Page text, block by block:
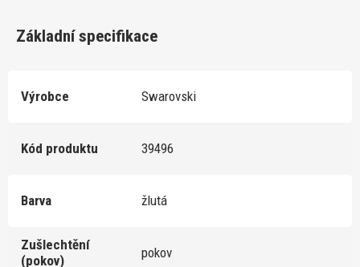
Základní specifikace
Výrobce Swarovski
Kód produktu 39496
Barva žlutá
Zušlechtění
(pokov)
pokov